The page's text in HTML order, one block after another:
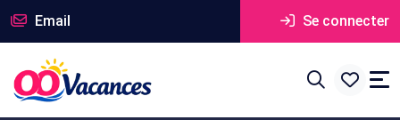
Email Se connecter